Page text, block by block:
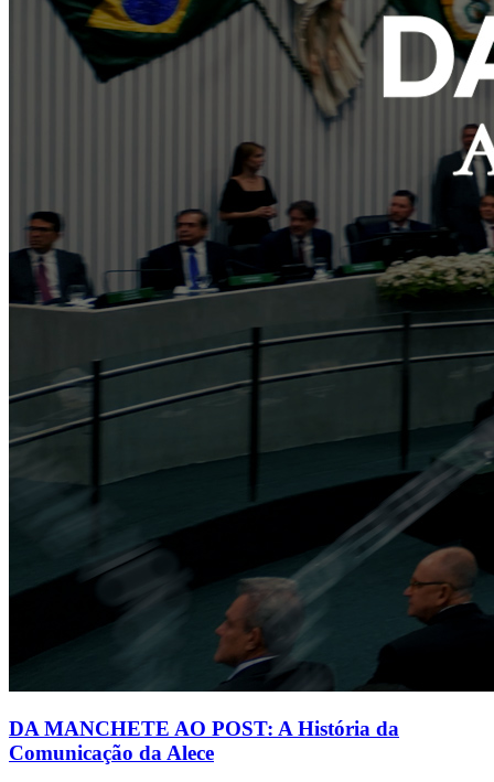
DA MANCHETE AO POST: A História da
Comunicação da Alece